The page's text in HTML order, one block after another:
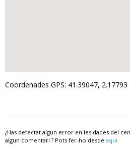
Coordenades GPS: 41.39047, 2.17793
¿Has detectat algun error en les dades del
algun comentari ? Pots fer-ho desde aquí